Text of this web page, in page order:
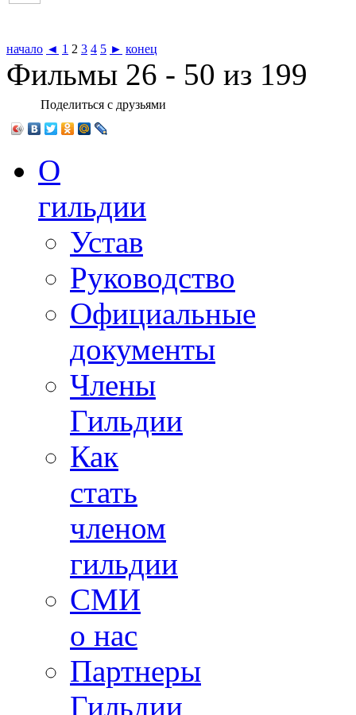
начало ◄ 1 2 3 4 5 ► конец
Фильмы 26 - 50 из 199
Поделиться с друзьями
О
гильдии
Устав
Руководство
Официальные
документы
Члены
Гильдии
Как
стать
членом
гильдии
СМИ
о нас
Партнеры
Гильдии